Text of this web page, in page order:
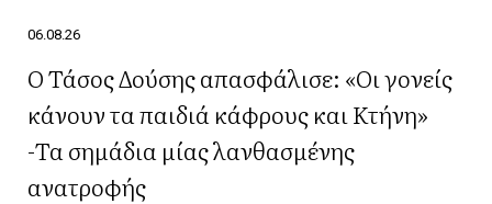
06.08.26
Ο Τάσος Δούσης απασφάλισε: «Οι γονείς
κάνουν τα παιδιά κάφρους και Κτήνη»
-Τα σημάδια μίας λανθασμένης
ανατροφής